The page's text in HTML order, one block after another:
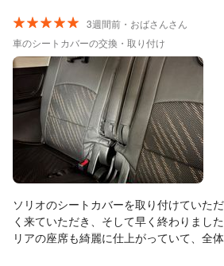
3週間前・おばさんさん
車のシートカバーの交換・取り付け
ソリオのシートカバーを取り付けていた
く来ていただき、そして早く終わりまし
リアの座席も綺麗に仕上がっていて、全
できる仕上がりでした。 暑い中作業して